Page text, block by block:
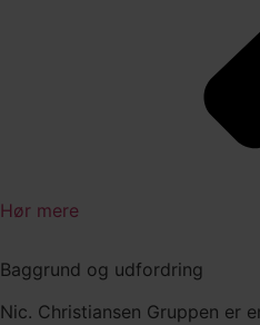
Hør mere
Baggrund og udfordring
Nic. Christiansen Gruppen er